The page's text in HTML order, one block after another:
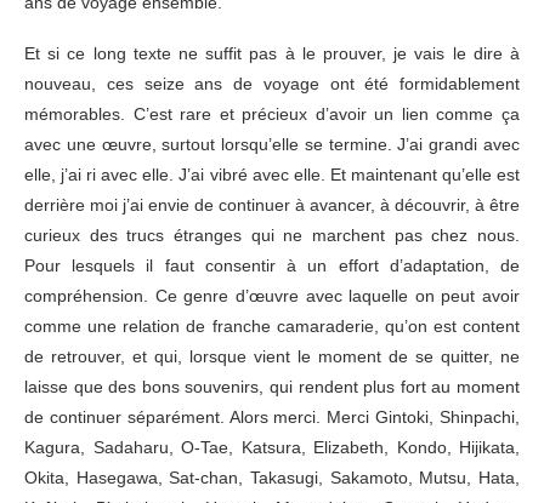
Et si ce long texte ne suffit pas à le prouver, je vais le dire à
nouveau, ces seize ans de voyage ont été formidablement
mémorables. C’est rare et précieux d’avoir un lien comme ça
avec une œuvre, surtout lorsqu’elle se termine. J’ai grandi avec
elle, j’ai ri avec elle. J’ai vibré avec elle. Et maintenant qu’elle est
derrière moi j’ai envie de continuer à avancer, à découvrir, à être
curieux des trucs étranges qui ne marchent pas chez nous.
Pour lesquels il faut consentir à un effort d’adaptation, de
compréhension. Ce genre d’œuvre avec laquelle on peut avoir
comme une relation de franche camaraderie, qu’on est content
de retrouver, et qui, lorsque vient le moment de se quitter, ne
laisse que des bons souvenirs, qui rendent plus fort au moment
de continuer séparément. Alors merci. Merci Gintoki, Shinpachi,
Kagura, Sadaharu, O-Tae, Katsura, Elizabeth, Kondo, Hijikata,
Okita, Hasegawa, Sat-chan, Takasugi, Sakamoto, Mutsu, Hata,